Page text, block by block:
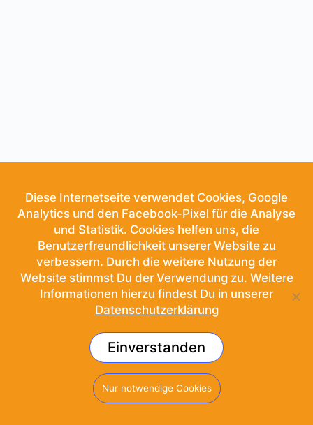
© 2026 - School of Sound
Diese Internetseite verwendet Cookies, Google
Analytics und den Facebook-Pixel für die Analyse
und Statistik. Cookies helfen uns, die
Benutzerfreundlichkeit unserer Website zu
verbessern. Durch die weitere Nutzung der
Website stimmst Du der Verwendung zu. Weitere
Informationen hierzu findest Du in unserer
Datenschutzerklärung
Einverstanden
Nur notwendige Cookies